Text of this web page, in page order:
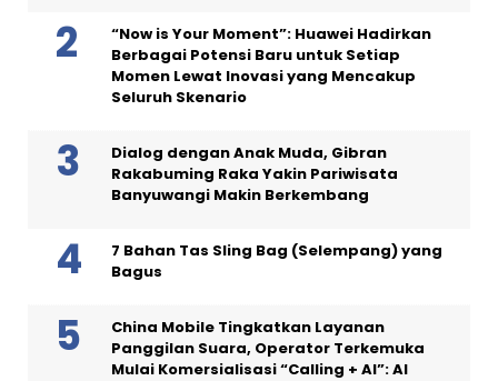
“Now is Your Moment”: Huawei Hadirkan
Berbagai Potensi Baru untuk Setiap
Momen Lewat Inovasi yang Mencakup
Seluruh Skenario
Dialog dengan Anak Muda, Gibran
Rakabuming Raka Yakin Pariwisata
Banyuwangi Makin Berkembang
7 Bahan Tas Sling Bag (Selempang) yang
Bagus
China Mobile Tingkatkan Layanan
Panggilan Suara, Operator Terkemuka
Mulai Komersialisasi “Calling + AI”: AI